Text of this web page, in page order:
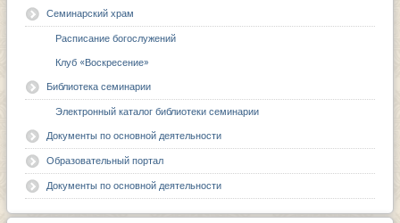
Семинарский храм
Расписание богослужений
Клуб «Воскресение»
Библиотека семинарии
Электронный каталог библиотеки семинарии
Документы по основной деятельности
Образовательный портал
Документы по основной деятельности